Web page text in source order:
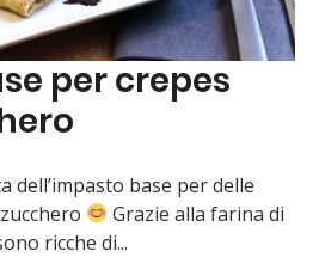
per crepes
dell’impasto base per delle
Grazie alla farina di
ricche di...